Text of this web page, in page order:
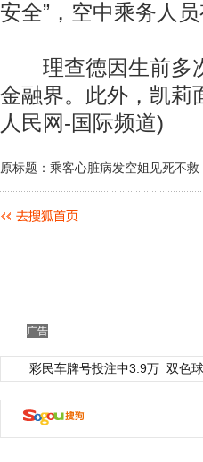
安全”，空中乘务人员
理查德因生前多次
金融界。此外，凯莉
人民网-国际频道)
原标题：乘客心脏病发空姐见死不
广告
彩民车牌号投注中3.9万 双色